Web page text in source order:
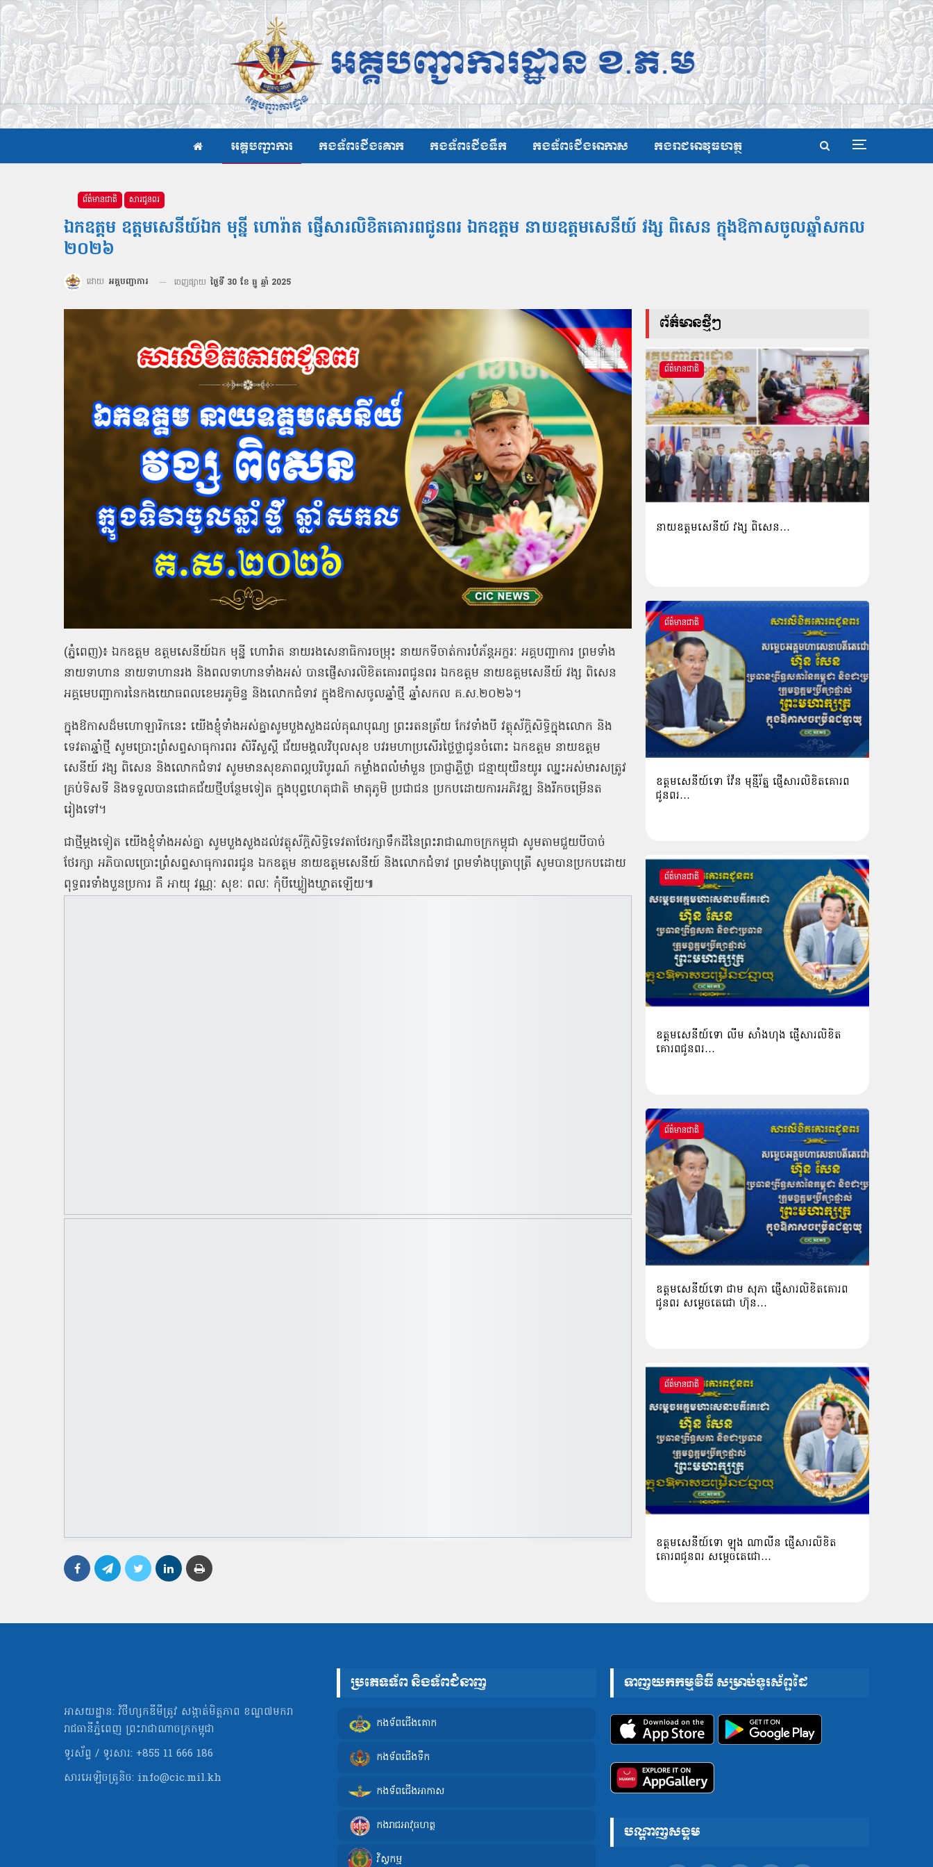
អគ្គបញ្ជាការ កងទ័ពជើងគោក កងទ័ពជើងទឹក កងទ័ពជើងអាកាស កងរាជអាវុធហត្ថ
ព័ត៌មានជាតិ សារជូនពរ
ឯកឧត្ដម ឧត្ដមសេនីយ៍ឯក មុន្នី ហោរ៉ាត ផ្ញើសារលិខិតគោរពជូនពរ ឯកឧត្ដម នាយឧត្ដមសេនីយ៍ វង្ស ពិសេន ក្នុងឱកាសចូលឆ្នាំសកល
២០២៦
ដោយ អគ្គបញ្ជាការ ចេញផ្សាយ ថ្ងៃទី 30 ខែ ធ្នូ ឆ្នាំ 2025
(ភ្នំពេញ)៖ ឯកឧត្ដម ឧត្ដមសេនីយ៍ឯក មុន្នី ហោរ៉ាត នាយរងសេនាធិការចម្រុះ នាយកទីចាត់ការបំភ័ន្តអក្ខរៈ អគ្គបញ្ជាការ ព្រមទាំង
នាយទាហាន នាយទាហានរង និងពលទាហានទាំងអស់ បានផ្ញើសារលិខិតគោរពជូនពរ ឯកឧត្ដម នាយឧត្ដមសេនីយ៍ វង្ស ពិសេន
អគ្គមេបញ្ជាការនៃកងយោធពលខេមរភូមិន្ទ និងលោកជំទាវ ក្នុងឱកាសចូលឆ្នាំថ្មី ឆ្នាំសកល គ.ស.២០២៦។
ក្នុងឱកាសដ៏មហោឡារិកនេះ យើងខ្ញុំទាំងអស់គ្នាសូមបួងសួងដល់គុណបុណ្យ ព្រះរតនត្រ័យ កែវទាំងបី វត្ថុស័ក្ដិសិទ្ធិក្នុងលោក និង
ទេវតាឆ្នាំថ្មី សូមប្រោះព្រំសព្ទសាធុការពរ សិរីសួស្ដី ជ័យមង្គលវិបុលសុខ បវរមហាប្រសើរថ្លៃថ្លាជូនចំពោះ ឯកឧត្ដម នាយឧត្ដម
សេនីយ៍ វង្ស ពិសេន និងលោកជំទាវ សូមមានសុខភាពល្អបរិបូរណ៍ កម្លាំងពលំមាំមួន ប្រាជ្ញាភ្លឺថ្លា ជន្មាយុយឺនយូរ ឈ្នះអស់មារសត្រូវ
គ្រប់ទិសទី និងទទួលបានជោគជ័យថ្មីបន្ថែមទៀត ក្នុងបុព្វហេតុជាតិ មាតុភូមិ ប្រជាជន ប្រកបដោយការអភិវឌ្ឍ និងរីកចម្រើនត
រៀងទៅ។
ជាថ្មីម្ដងទៀត យើងខ្ញុំទាំងអស់គ្នា សូមបួងសួងដល់វត្ថុស័ក្តិសិទ្ធិទេវតាថែរក្សាទឹកដីនៃព្រះរាជាណាចក្រកម្ពុជា សូមតាមជួយបីបាច់
ថែរក្សា អភិបាលប្រោះព្រំសព្ទសាធុការពរជូន ឯកឧត្ដម នាយឧត្ដមសេនីយ៍ និងលោកជំទាវ ព្រមទាំងបុត្រាបុត្រី សូមបានប្រកបដោយ
ពុទ្ធពរទាំងបួនប្រការ គឺ អាយុ វណ្ណៈ សុខៈ ពលៈ កុំបីឃ្លៀងឃ្លាតឡើយ៕
ព័ត៌មានថ្មីៗ
ព័ត៌មានជាតិ
នាយឧត្តមសេនីយ៍ វង្ស ពិសេន…
ព័ត៌មានជាតិ
ឧត្តមសេនីយ៍ទោ វ៉ែន មុន្មីរ័ត្ន ផ្ញើសារលិខិតគោរព
ជូនពរ…
ព័ត៌មានជាតិ
ឧត្តមសេនីយ៍ទោ លីម​ សាំង​ហុង​ ផ្ញើសារលិខិត
គោរពជូនពរ…
ព័ត៌មានជាតិ
ឧត្តមសេនីយ៍ទោ ជាម សុភា ផ្ញើសារលិខិតគោរព
ជូនពរ សម្ដេចតេជោ ហ៊ុន…
ព័ត៌មានជាតិ
ឧត្ដមសេនីយ៍ទោ ឡុង ណាលីន ផ្ញើសារលិខិត
គោរពជូនពរ សម្ដេចតេជោ…
អាសយដ្ឋាន: វិថីហ្សកឌីមីត្រូវ សង្កាត់មិត្ដភាព ខណ្ឌ៧មករា
រាជធានីភ្នំពេញ ព្រះរាជាណាចក្រកម្ពុជា
ទូរស័ព្ទ / ទូរសារ: +855 11 666 186
សារអេឡិចត្រូនិច: info@cic.mil.kh
ប្រភេទទ័ព និងទ័ពជំនាញ
កងទ័ពជើងគោក
កងទ័ពជើងទឹក
កងទ័ពជើងអាកាស
កងរាជអាវុធហត្ថ
វិស្វកម្ម
ទាញយកកម្មវិធី សម្រាប់ទូរស័ព្ទដៃ
បណ្តាញសង្គម